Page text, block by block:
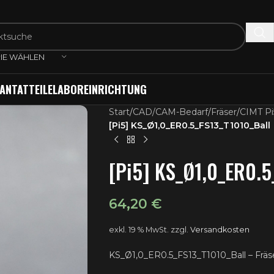
WÄHLEN
LABOREINRICHTUNG
Start/CAD/CAM-Bedarf/Fräser/CIMT
[Pi5] KS_Ø1,0_ER0.5_FS13_T1010_Ball
[Pi5]
64,20 €
exkl. 19 % MwSt. zzgl. Versandkosten
KS_Ø1,0_ER0.5_FS13_T1010_Ball –